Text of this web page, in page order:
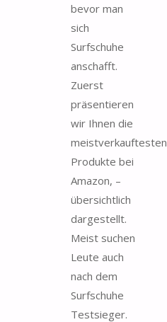
bevor man
sich
Surfschuhe
anschafft.
Zuerst
präsentieren
wir Ihnen die
meistverkauftesten
Produkte bei
Amazon, –
übersichtlich
dargestellt.
Meist suchen
Leute auch
nach dem
Surfschuhe
Testsieger.